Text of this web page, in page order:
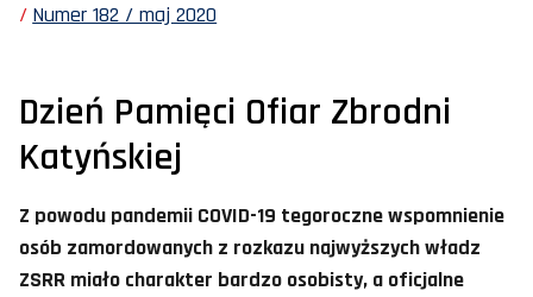
Numer 182 / maj 2020
Dzień Pamięci Ofiar Zbrodni
Katyńskiej
Z powodu pandemii COVID-19 tegoroczne wspomnienie
osób zamordowanych z rozkazu najwyższych władz
ZSRR miało charakter bardzo osobisty, a oficjalne